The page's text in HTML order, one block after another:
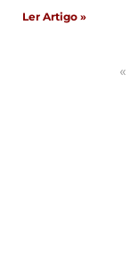
Ler Artigo »
«